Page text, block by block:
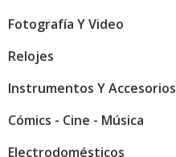
Fotografía Y Video
Relojes
Instrumentos Y Accesorios
Cómics - Cine - Música
Electrodomésticos